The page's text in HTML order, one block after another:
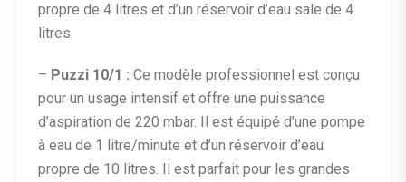
propre de 4 litres et d’un réservoir d’eau sale de 4
litres.
– Puzzi 10/1 : Ce modèle professionnel est conçu
pour un usage intensif et offre une puissance
d’aspiration de 220 mbar. Il est équipé d’une pompe
à eau de 1 litre/minute et d’un réservoir d’eau
propre de 10 litres. Il est parfait pour les grandes